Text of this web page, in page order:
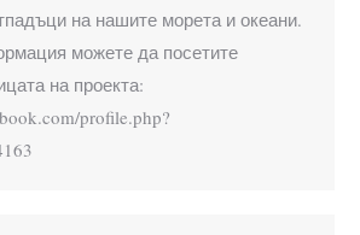
на нашите морета и океани.
можете да посетите
на проекта:
profile.php?